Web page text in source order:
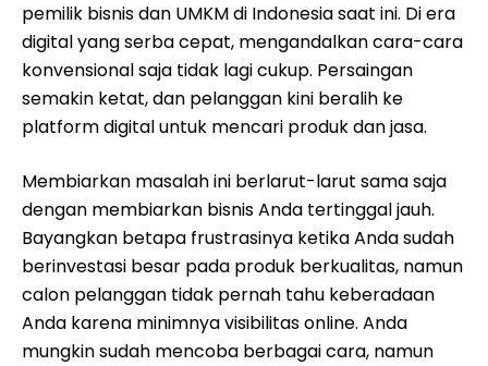
pemilik bisnis dan UMKM di Indonesia saat ini. Di era
digital yang serba cepat, mengandalkan cara-cara
konvensional saja tidak lagi cukup. Persaingan
semakin ketat, dan pelanggan kini beralih ke
platform digital untuk mencari produk dan jasa.
Membiarkan masalah ini berlarut-larut sama saja
dengan membiarkan bisnis Anda tertinggal jauh.
Bayangkan betapa frustrasinya ketika Anda sudah
berinvestasi besar pada produk berkualitas, namun
calon pelanggan tidak pernah tahu keberadaan
Anda karena minimnya visibilitas online. Anda
mungkin sudah mencoba berbagai cara, namun